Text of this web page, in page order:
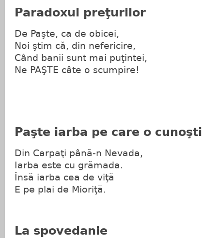
Paradoxul preţurilor
De Paşte, ca de obicei,
Noi ştim că, din nefericire,
Când banii sunt mai puţintei,
Ne PAŞTE câte o scumpire!
Paşte iarba pe care o cunoşti
Din Carpaţi până-n Nevada,
Iarba este cu grămada.
Însă iarba cea de viţă
E pe plai de Mioriţă.
La spovedanie